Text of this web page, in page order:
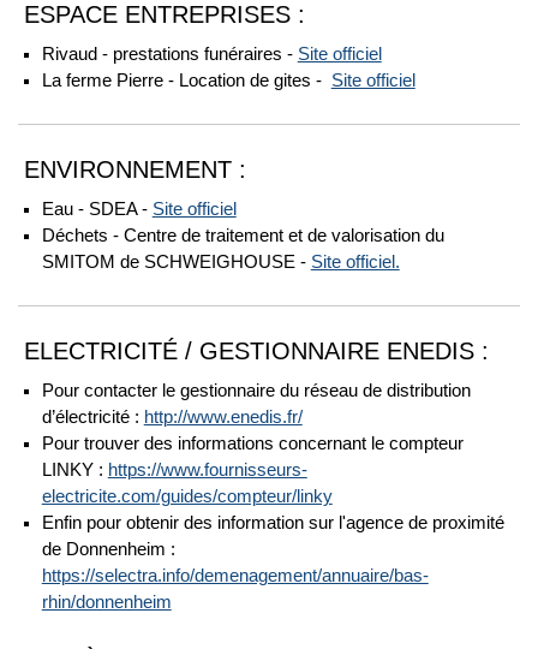
ESPACE ENTREPRISES :
Rivaud - prestations funéraires - Site officiel
La ferme Pierre - Location de gites - Site officiel
ENVIRONNEMENT :
Eau - SDEA - Site officiel
Déchets - Centre de traitement et de valorisation du
SMITOM de SCHWEIGHOUSE - Site officiel.
ELECTRICITÉ / GESTIONNAIRE ENEDIS :
Pour contacter le gestionnaire du réseau de distribution
d’électricité : http://www.enedis.fr/
Pour trouver des informations concernant le compteur
LINKY : https://www.fournisseurs-
electricite.com/guides/compteur/linky
Enfin pour obtenir des information sur l'agence de proximité
de Donnenheim :
https://selectra.info/demenagement/annuaire/bas-
rhin/donnenheim